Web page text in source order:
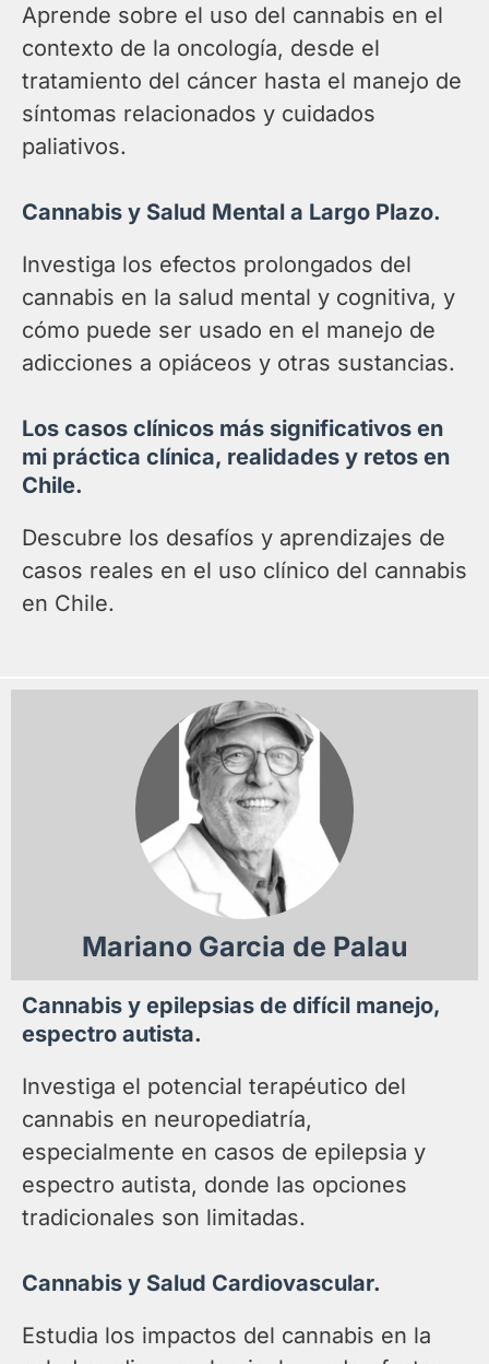
Aprende sobre el uso del cannabis en el
contexto de la oncología, desde el
tratamiento del cáncer hasta el manejo de
síntomas relacionados y cuidados
paliativos.
Cannabis y Salud Mental a Largo Plazo.
Investiga los efectos prolongados del
cannabis en la salud mental y cognitiva, y
cómo puede ser usado en el manejo de
adicciones a opiáceos y otras sustancias.
Los casos clínicos más significativos en
mi práctica clínica, realidades y retos en
Chile.
Descubre los desafíos y aprendizajes de
casos reales en el uso clínico del cannabis
en Chile.
Mariano Garcia de Palau
Cannabis y epilepsias de difícil manejo,
espectro autista.
Investiga el potencial terapéutico del
cannabis en neuropediatría,
especialmente en casos de epilepsia y
espectro autista, donde las opciones
tradicionales son limitadas.
Cannabis y Salud Cardiovascular.
Estudia los impactos del cannabis en la